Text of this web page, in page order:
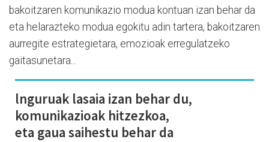
bakoitzaren komunikazio modua kontuan izan behar da
eta helarazteko modua egokitu adin tartera, bakoitzaren
aurregite estrategietara, emozioak erregulatzeko
gaitasunetara...
lnguruak lasaia izan behar du,
komunikazioak hitzezkoa,
eta gaua saihestu behar da